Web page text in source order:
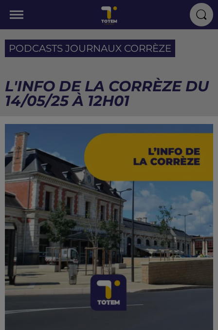
PODCASTS JOURNAUX CORRÈZE
L'INFO DE LA CORRÈZE DU
14/05/25 À 12H01